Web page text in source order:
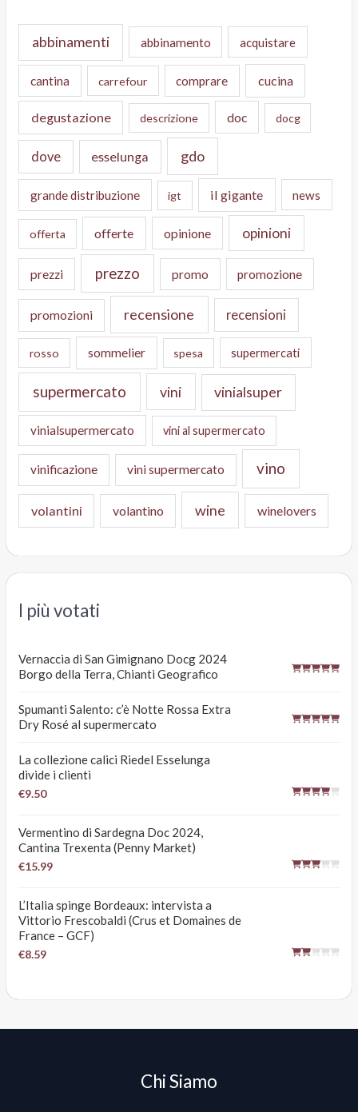
abbinamenti abbinamento acquistare
cantina carrefour comprare cucina
degustazione descrizione doc docg
dove esselunga gdo
grande distribuzione igt il gigante news
offerta offerte opinione opinioni
prezzi prezzo promo promozione
promozioni recensione recensioni
rosso sommelier spesa supermercati
supermercato vini vinialsuper
vinialsupermercato vini al supermercato
vinificazione vini supermercato vino
volantini volantino wine winelovers
I più votati
Vernaccia di San Gimignano Docg 2024
Borgo della Terra, Chianti Geografico
Spumanti Salento: c’è Notte Rossa Extra
Dry Rosé al supermercato
La collezione calici Riedel Esselunga
divide i clienti
€9.50
Vermentino di Sardegna Doc 2024,
Cantina Trexenta (Penny Market)
€15.99
L’Italia spinge Bordeaux: intervista a
Vittorio Frescobaldi (Crus et Domaines de
France – GCF)
€8.59
Chi Siamo